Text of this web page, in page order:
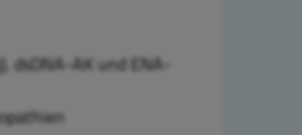
AK und ENA-